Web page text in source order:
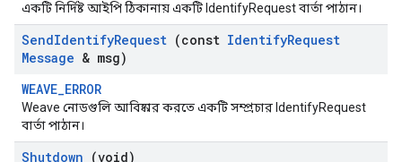
একটি নির্দিষ্ট আইপি ঠিকানায় একটি IdentifyRequest বার্তা পাঠান।
SendIdentifyRequest (const IdentifyRequest
Message & msg)
WEAVE_ERROR
Weave নোডগুলি আবিষ্কার করতে একটি সম্প্রচার IdentifyRequest
বার্তা পাঠান।
Shutdown (void)